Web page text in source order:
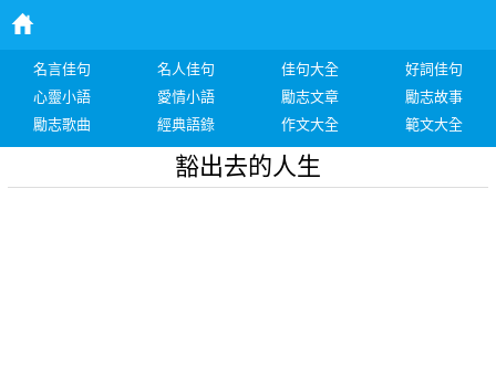
名言佳句 名人佳句 佳句大全
好詞佳句
心靈小語
愛情小語 勵志文章
勵志故事
勵志歌曲
經典語錄 作文大全 範文大全
豁出去的人生